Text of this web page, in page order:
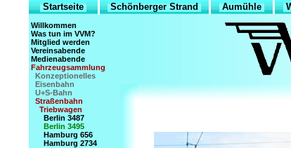
Startseite Schönberger Strand Aumühle
Willkommen
Was tun im VVM?
Mitglied werden
Vereinsabende
Medienabende
Fahrzeugsammlung
Konzeptionelles
Eisenbahn
U+S-Bahn
Straßenbahn
Triebwagen
Berlin 3487
Berlin 3495
Hamburg 656
Hamburg 2734